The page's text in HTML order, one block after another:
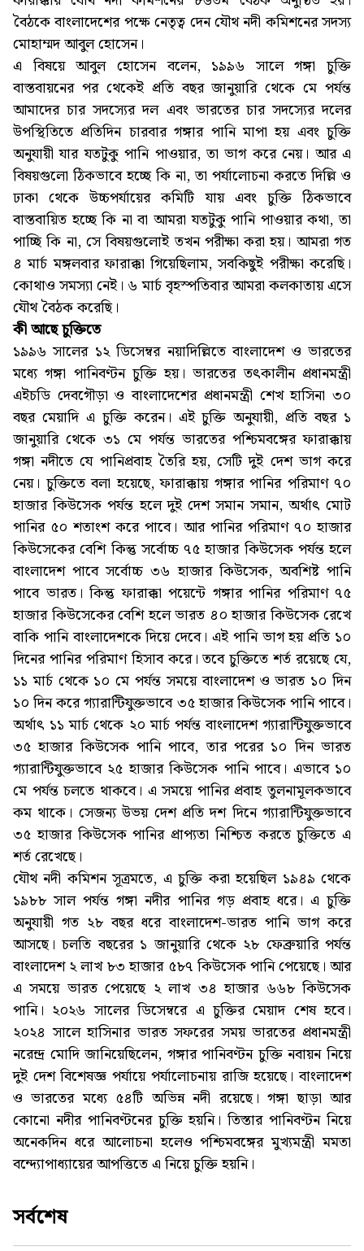
বৈঠকে বাংলাদেশের পক্ষে নেতৃত্ব দেন যৌথ নদী কমিশনের সদস্য
মোহাম্মদ আবুল হোসেন।
এ বিষয়ে আবুল হোসেন বলেন, ১৯৯৬ সালে গঙ্গা চুক্তি
বাস্তবায়নের পর থেকেই প্রতি বছর জানুয়ারি থেকে মে পর্যন্ত
আমাদের চার সদস্যের দল এবং ভারতের চার সদস্যের দলের
উপস্থিতিতে প্রতিদিন চারবার গঙ্গার পানি মাপা হয় এবং চুক্তি
অনুযায়ী যার যতটুকু পানি পাওয়ার, তা ভাগ করে নেয়। আর এ
বিষয়গুলো ঠিকভাবে হচ্ছে কি না, তা পর্যালোচনা করতে দিল্লি ও
ঢাকা থেকে উচ্চপর্যায়ের কমিটি যায় এবং চুক্তি ঠিকভাবে
বাস্তবায়িত হচ্ছে কি না বা আমরা যতটুকু পানি পাওয়ার কথা, তা
পাচ্ছি কি না, সে বিষয়গুলোই তখন পরীক্ষা করা হয়। আমরা গত
৪ মার্চ মঙ্গলবার ফারাক্কা গিয়েছিলাম, সবকিছুই পরীক্ষা করেছি।
কোথাও সমস্যা নেই। ৬ মার্চ বৃহস্পতিবার আমরা কলকাতায় এসে
যৌথ বৈঠক করেছি।
কী আছে চুক্তিতে
১৯৯৬ সালের ১২ ডিসেম্বর নয়াদিল্লিতে বাংলাদেশ ও ভারতের
মধ্যে গঙ্গা পানিবণ্টন চুক্তি হয়। ভারতের তৎকালীন প্রধানমন্ত্রী
এইচডি দেবগৌড়া ও বাংলাদেশের প্রধানমন্ত্রী শেখ হাসিনা ৩০
বছর মেয়াদি এ চুক্তি করেন। এই চুক্তি অনুযায়ী, প্রতি বছর ১
জানুয়ারি থেকে ৩১ মে পর্যন্ত ভারতের পশ্চিমবঙ্গের ফারাক্কায়
গঙ্গা নদীতে যে পানিপ্রবাহ তৈরি হয়, সেটি দুই দেশ ভাগ করে
নেয়। চুক্তিতে বলা হয়েছে, ফারাক্কায় গঙ্গার পানির পরিমাণ ৭০
হাজার কিউসেক পর্যন্ত হলে দুই দেশ সমান সমান, অর্থাৎ মোট
পানির ৫০ শতাংশ করে পাবে। আর পানির পরিমাণ ৭০ হাজার
কিউসেকের বেশি কিন্তু সর্বোচ্চ ৭৫ হাজার কিউসেক পর্যন্ত হলে
বাংলাদেশ পাবে সর্বোচ্চ ৩৬ হাজার কিউসেক, অবশিষ্ট পানি
পাবে ভারত। কিন্তু ফারাক্কা পয়েন্টে গঙ্গার পানির পরিমাণ ৭৫
হাজার কিউসেকের বেশি হলে ভারত ৪০ হাজার কিউসেক রেখে
বাকি পানি বাংলাদেশকে দিয়ে দেবে। এই পানি ভাগ হয় প্রতি ১০
দিনের পানির পরিমাণ হিসাব করে। তবে চুক্তিতে শর্ত রয়েছে যে,
১১ মার্চ থেকে ১০ মে পর্যন্ত সময়ে বাংলাদেশ ও ভারত ১০ দিন
১০ দিন করে গ্যারান্টিযুক্তভাবে ৩৫ হাজার কিউসেক পানি পাবে।
অর্থাৎ ১১ মার্চ থেকে ২০ মার্চ পর্যন্ত বাংলাদেশ গ্যারান্টিযুক্তভাবে
৩৫ হাজার কিউসেক পানি পাবে, তার পরের ১০ দিন ভারত
গ্যারান্টিযুক্তভাবে ২৫ হাজার কিউসেক পানি পাবে। এভাবে ১০
মে পর্যন্ত চলতে থাকবে। এ সময়ে পানির প্রবাহ তুলনামূলকভাবে
কম থাকে। সেজন্য উভয় দেশ প্রতি দশ দিনে গ্যারান্টিযুক্তভাবে
৩৫ হাজার কিউসেক পানির প্রাপ্যতা নিশ্চিত করতে চুক্তিতে এ
শর্ত রেখেছে।
যৌথ নদী কমিশন সূত্রমতে, এ চুক্তি করা হয়েছিল ১৯৪৯ থেকে
১৯৮৮ সাল পর্যন্ত গঙ্গা নদীর পানির গড় প্রবাহ ধরে। এ চুক্তি
অনুযায়ী গত ২৮ বছর ধরে বাংলাদেশ-ভারত পানি ভাগ করে
আসছে। চলতি বছরের ১ জানুয়ারি থেকে ২৮ ফেব্রুয়ারি পর্যন্ত
বাংলাদেশ ২ লাখ ৮৩ হাজার ৫৮৭ কিউসেক পানি পেয়েছে। আর
এ সময়ে ভারত পেয়েছে ২ লাখ ৩৪ হাজার ৬৬৮ কিউসেক
পানি। ২০২৬ সালের ডিসেম্বরে এ চুক্তির মেয়াদ শেষ হবে।
২০২৪ সালে হাসিনার ভারত সফরের সময় ভারতের প্রধানমন্ত্রী
নরেন্দ্র মোদি জানিয়েছিলেন, গঙ্গার পানিবণ্টন চুক্তি নবায়ন নিয়ে
দুই দেশ বিশেষজ্ঞ পর্যায়ে পর্যালোচনায় রাজি হয়েছে। বাংলাদেশ
ও ভারতের মধ্যে ৫৪টি অভিন্ন নদী রয়েছে। গঙ্গা ছাড়া আর
কোনো নদীর পানিবণ্টনের চুক্তি হয়নি। তিস্তার পানিবণ্টন নিয়ে
অনেকদিন ধরে আলোচনা হলেও পশ্চিমবঙ্গের মুখ্যমন্ত্রী মমতা
বন্দ্যোপাধ্যায়ের আপত্তিতে এ নিয়ে চুক্তি হয়নি।
সর্বশেষ